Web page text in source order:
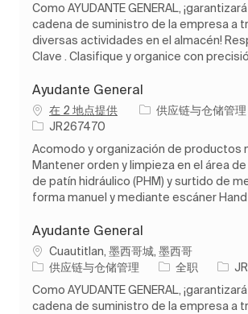
Como AYUDANTE GENERAL,
cadena de suministro de la empresa a
diversas actividades en el almacén!
Clave . Clasifique y organice con
Ayudante General
在 2 地点提供 类别供应链与仓储管理
作业 IDJR267470
Acomodo y organización de productos
Mantener orden y limpieza en el área
de patín hidráulico (PHM) y surtido de
forma manuel y mediante escáner Hand
Ayudante General
位置Cuautitlan, 墨西哥城, 墨西哥
类别供应链与仓储管理 工作类型
全职 作业
Como AYUDANTE GENERAL,
cadena de suministro de la empresa a